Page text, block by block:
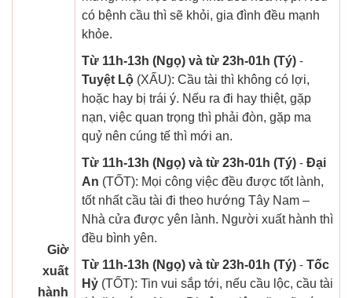
Giờ
xuất
hành
có bệnh cầu thì sẽ khỏi, gia đình đều mạnh
khỏe.
Từ 11h-13h (Ngọ) và từ 23h-01h (Tý) -
Tuyệt Lộ (XẤU): Cầu tài thì không có lợi,
hoặc hay bị trái ý. Nếu ra đi hay thiệt, gặp
nạn, việc quan trọng thì phải đòn, gặp ma
quỷ nên cúng tế thì mới an.
Từ 11h-13h (Ngọ) và từ 23h-01h (Tý) - Đại
An (TỐT): Mọi công việc đều được tốt lành,
tốt nhất cầu tài đi theo hướng Tây Nam –
Nhà cửa được yên lành. Người xuất hành thì
đều bình yên.
Từ 11h-13h (Ngọ) và từ 23h-01h (Tý) - Tốc
Hỷ (TỐT): Tin vui sắp tới, nếu cầu lộc, cầu tài